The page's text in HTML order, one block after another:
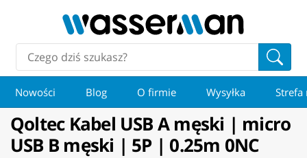
Nowości Blog O firmie Wysyłka Strefa
Qoltec Kabel USB A męski | micro
USB B męski | 5P | 0.25m 0NC